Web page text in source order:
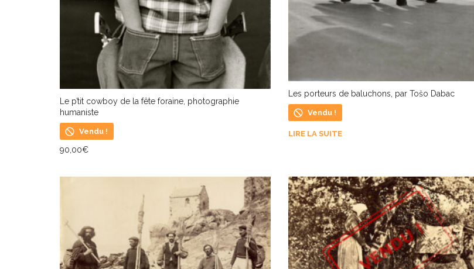
Le p’tit cowboy de la fête foraine, photographie
humaniste
Vendu !
90,00€
Les porteurs de baluchons, par Tošo Dabac
Vendu !
LIRE LA SUITE